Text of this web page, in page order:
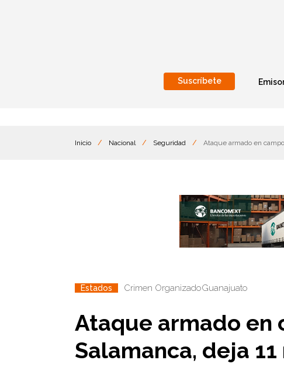
Suscríbete
Inicio / Nacional / Seguridad / Ataque armado en
Estados Crimen OrganizadoGuanajuato
Ataque armado en
Salamanca, deja